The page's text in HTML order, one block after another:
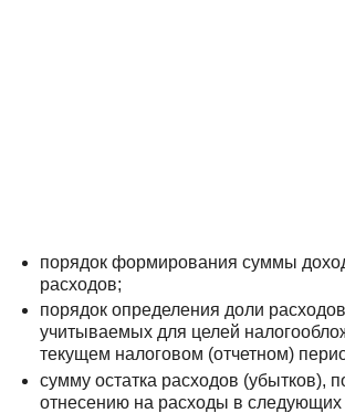
порядок формирования суммы
расходов;
порядок определения доли
учитываемых для целей
текущем налоговом (отчетном)
сумму остатка расходов (убытков),
отнесению на расходы в следующих